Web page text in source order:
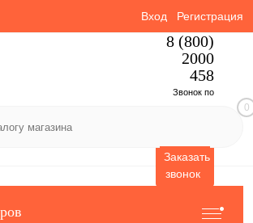
Вход Регистрация
8 (800)
2000
458
Звонок по
Заказать
звонок
0